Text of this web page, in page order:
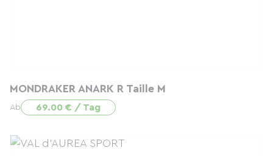
MONDRAKER ANARK R Taille M
Ab 69.00 € / Tag